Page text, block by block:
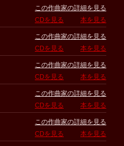
この作曲家の詳細を見る
CDを見る
本を見る
この作曲家の詳細を見る
CDを見る
本を見る
この作曲家の詳細を見る
CDを見る
本を見る
この作曲家の詳細を見る
CDを見る
本を見る
この作曲家の詳細を見る
CDを見る
本を見る